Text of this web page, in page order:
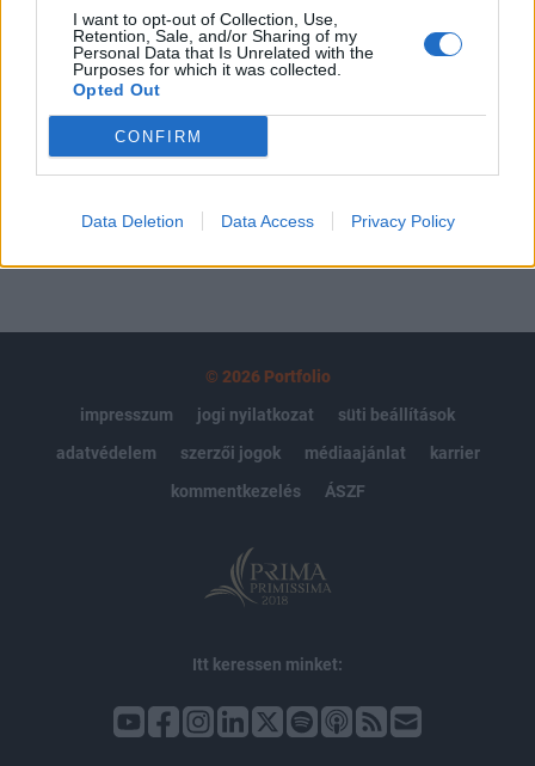
I want to opt-out of Collection, Use,
Retention, Sale, and/or Sharing of my
Personal Data that Is Unrelated with the
Purposes for which it was collected.
Opted Out
CONFIRM
Data Deletion Data Access Privacy Policy
Kötéslisták: BÉT elmúlt 2 év napon belüli
kötéslistái
© 2026 Portfolio
impresszum
jogi nyilatkozat
süti beállítások
adatvédelem
szerzői jogok médiaajánlat
karrier
kommentkezelés
ÁSZF
Itt keressen minket: